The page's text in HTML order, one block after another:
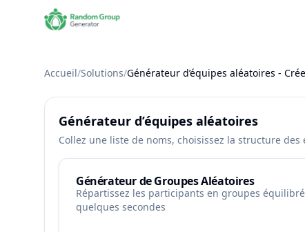
Accueil/Solutions/Générateur d’équipes aléatoires -
Générateur d’équipes aléatoires
Collez une liste de noms, choisissez la structure
Générateur de Groupes Aléatoires
Répartissez les participants en groupes
quelques secondes